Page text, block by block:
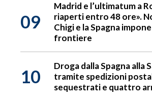
09
Madrid e l’ultimatum a
riaperti entro 48 ore».
Chigi e la Spagna
frontiere
10
Droga dalla Spagna alla
tramite spedizioni
sequestrati e quattro